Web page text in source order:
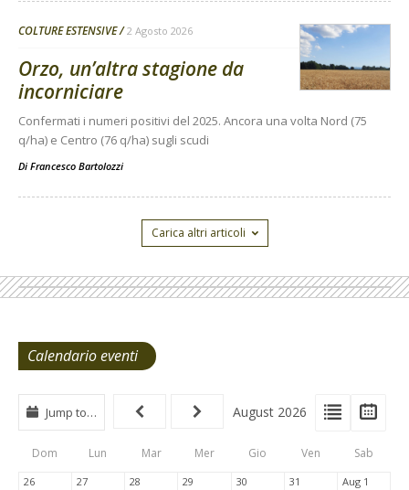
COLTURE ESTENSIVE 2 Agosto 2026
Orzo, un’altra stagione da
incorniciare
Confermati i numeri positivi del 2025. Ancora una volta Nord (75
q/ha) e Centro (76 q/ha) sugli scudi
Di Francesco Bartolozzi
Carica altri articoli
Calendario eventi
View
Type
Tabs
View
List
Jump to… August 2026
Dom Lun Mar Mer Gio Ven Sab
26 27 28 29 30 31 Aug 1